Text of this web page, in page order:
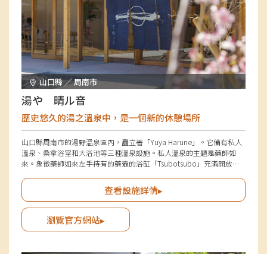
山口縣 ／ 周南市
湯や 晴ル音
歷史悠久的湯之溫泉中，是一個新的休憩場所
山口縣周南市的湯野溫泉區內，矗立著「Yuya Harune」。它備有私人
溫泉、桑拿浴室和大浴池等三種溫泉設施。私人溫泉的主題是藥師如
來。象徵藥師如來左手持有的藥壺的浴缸「Tsubotsubo」充滿開放
藥師如來旁邊站立的月光菩薩，讓人感受到白天享受微暗的月光浴的感
覺。大浴場在保留了2022年休業的「湯野莊」的外觀的基礎上進行了改
造，讓舊時粉絲們感受到懷舊之情。
查看設施詳情▸
瀏覽官方網站▸